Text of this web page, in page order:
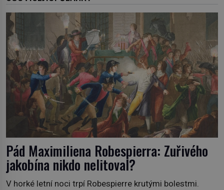
Pád Maximiliena Robespierra: Zuřivého
jakobína nikdo nelitoval?
V horké letní noci trpí Robespierre krutými bolestmi.